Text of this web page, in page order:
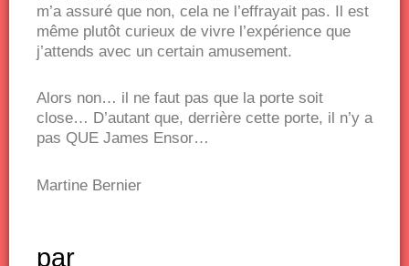
m’a assuré que non, cela ne l’effrayait pas. Il est
même plutôt curieux de vivre l’expérience que
j’attends avec un certain amusement.
Alors non… il ne faut pas que la porte soit
close… D’autant que, derrière cette porte, il n’y a
pas QUE James Ensor…
Martine Bernier
par